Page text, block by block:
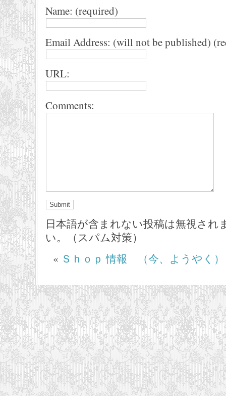
Name: (required)
Email Address: (will not be published)
URL:
Comments:
日本語が含まれない投稿は無視され
い。（スパム対策）
« Ｓｈｏｐ 情報 （今、ようやく）